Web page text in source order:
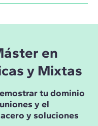
en
y Mixtas
tu dominio
y el
y soluciones